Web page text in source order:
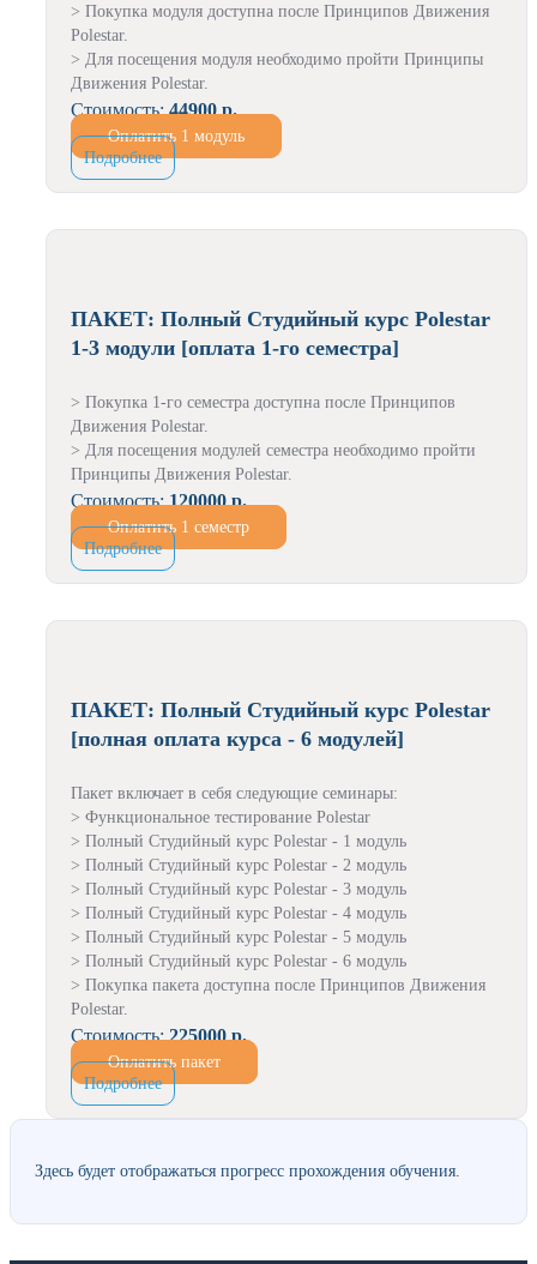
> Покупка модуля доступна после Принципов Движения
Polestar.
> Для посещения модуля необходимо пройти Принципы
Движения Polestar.
Стоимость: 44900 р.
Оплатить 1 модуль
Подробнее
ПАКЕТ: Полный Студийный курс Polestar
1-3 модули [оплата 1-го семестра]
> Покупка 1-го семестра доступна после Принципов
Движения Polestar.
> Для посещения модулей семестра необходимо пройти
Принципы Движения Polestar.
Стоимость: 120000 р.
Оплатить 1 семестр
Подробнее
ПАКЕТ: Полный Студийный курс Polestar
[полная оплата курса - 6 модулей]
Пакет включает в себя следующие семинары:
> Функциональное тестирование Polestar
> Полный Студийный курс Polestar - 1 модуль
> Полный Студийный курс Polestar - 2 модуль
> Полный Студийный курс Polestar - 3 модуль
> Полный Студийный курс Polestar - 4 модуль
> Полный Студийный курс Polestar - 5 модуль
> Полный Студийный курс Polestar - 6 модуль
> Покупка пакета доступна после Принципов Движения
Polestar.
Стоимость: 225000 р.
Оплатить пакет
Подробнее
Здесь будет отображаться прогресс прохождения обучения.